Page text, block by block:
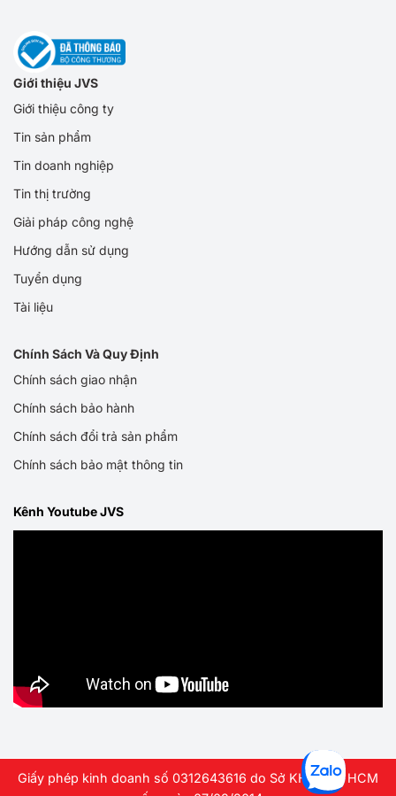
Giới thiệu JVS
Giới thiệu công ty
Tin sản phẩm
Tin doanh nghiệp
Tin thị trường
Giải pháp công nghệ
Hướng dẫn sử dụng
Tuyển dụng
Tài liệu
Chính Sách Và Quy Định
Chính sách giao nhận
Chính sách bảo hành
Chính sách đổi trả sản phẩm
Chính sách bảo mật thông tin
Kênh Youtube JVS
Giấy phép kinh doanh số 0312643616 do Sở KHDT TP HCM